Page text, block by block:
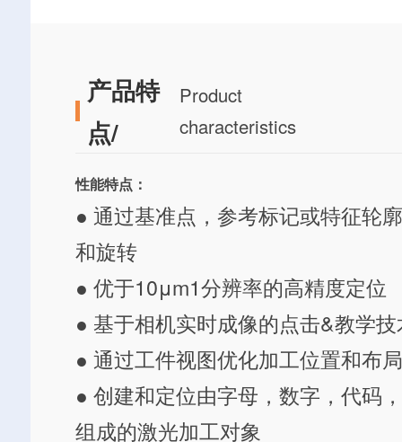
产品特
点/
Product
characteristics
性能特点：
● 通过基准点，参考标记或特征轮
和旋转
● 优于10μm1分辨率的高精度定位
● 基于相机实时成像的点击&教学
● 通过工件视图优化加工位置和布
● 创建和定位由字母，数字，代码
组成的激光加工对象